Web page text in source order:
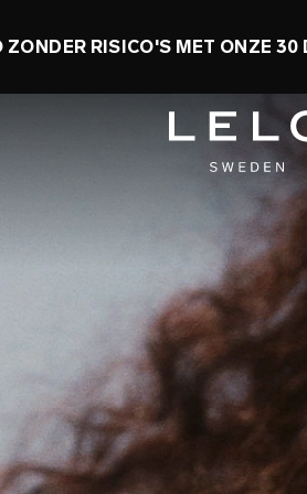
TOT 50% KORTING +